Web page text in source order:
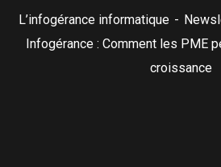
L’infogérance informatique
Infogérance : Comment les PME
croissance